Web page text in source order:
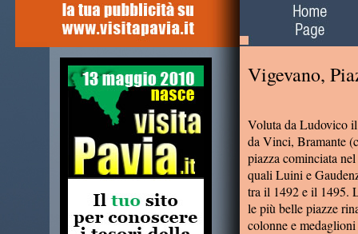
Voluta da Ludovico
da Vinci, Bramante
piazza cominciata
quali Luini e
tra il 1492 e il 1495.
le più belle piazze
colonne e
territorio
Vigevano,